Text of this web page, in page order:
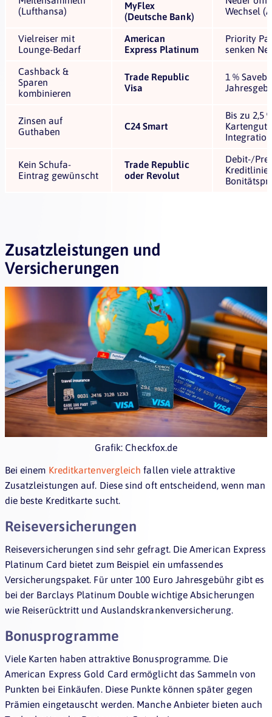
(Lufthansa)
MyFlex
(Deutsche Bank)
Wechsel
Vielreiser mit
Lounge-Bedarf
American
Express Platinum
Priority
senken
Cashback &
Sparen
kombinieren
Trade Republic
Visa
1 %
Zinsen auf
Guthaben
C24 Smart
Bis zu 2,5
Integration
Kein Schufa-
Eintrag gewünscht
Trade Republic
oder Revolut
Debit-/
Kreditlinie
Zusatzleistungen und
Versicherungen
Grafik: Checkfox.de
Bei einem Kreditkartenvergleichfallen viele attraktive
Zusatzleistungen auf. Diese sind oft entscheidend, wenn man
die beste Kreditkarte sucht.
Reiseversicherungen
Reiseversicherungen sind sehr gefragt. Die American Express
Platinum Card bietet zum Beispiel ein umfassendes
Versicherungspaket. Für unter 100 Euro Jahresgebühr gibt es
bei der Barclays Platinum Double wichtige Absicherungen
wie Reiserücktritt und Auslandskrankenversicherung.
Bonusprogramme
Viele Karten haben attraktive Bonusprogramme. Die
American Express Gold Card ermöglicht das Sammeln von
Punkten bei Einkäufen. Diese Punkte können später gegen
Prämien eingetauscht werden. Manche Anbieter bieten auch